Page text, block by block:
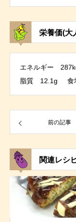
栄養価(大
エネルギー
脂質 12.1g 食
前の記事
関連レシ